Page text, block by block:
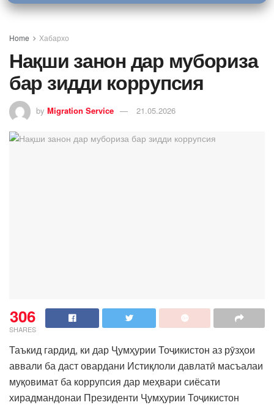
Home Хабархо
Нақши занон дар мубориза
бар зидди коррупсия
by Migration Service 21.05.2026
306
SHARES
Таъкид гардид, ки дар Ҷумҳурии Тоҷикистон аз рӯзҳои
аввали ба даст овардани Истиқлоли давлатӣ масъалаи
муқовимат ба коррупсия дар меҳвари сиёсати
хирадмандонаи Президенти Ҷумҳурии Тоҷикистон